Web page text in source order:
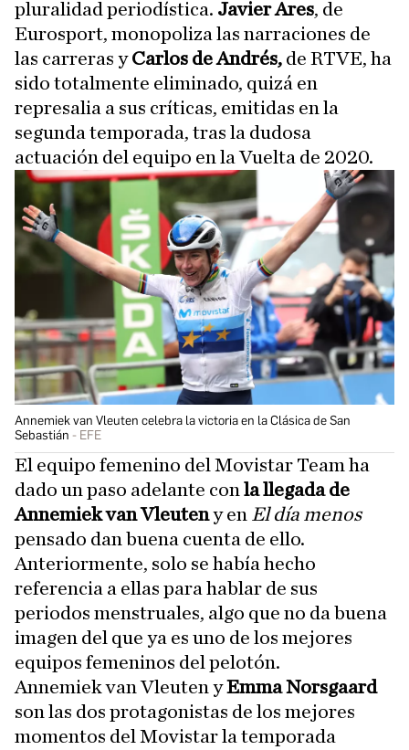
pluralidad periodística. Javier Ares, de
Eurosport, monopoliza las narraciones de
las carreras yCarlos de Andrés, de RTVE, ha
sido totalmente eliminado, quizá en
represalia a sus críticas, emitidas en la
segunda temporada, tras la dudosa
actuación del equipo en la Vuelta de 2020.
Annemiek van Vleuten celebra la victoria en la Clásica de San
Sebastián
EFE
El equipo femenino del Movistar Team ha
dado un paso adelante conla llegada de
Annemiek van Vleuteny en El día menos
pensado dan buena cuenta de ello.
Anteriormente, solo se había hecho
referencia a ellas para hablar de sus
periodos menstruales, algo que no da buena
imagen del que ya es uno de los mejores
equipos femeninos del pelotón.
Annemiek van Vleuten yEmma Norsgaard
son las dos protagonistas de los mejores
momentos del Movistar la temporada